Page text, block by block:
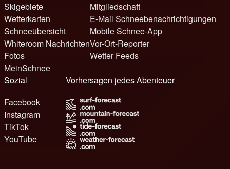
Skigebiete
Wetterkarten
Schneeübersicht
Whiteroom Nachrichten
Fotos
MeinSchnee
Mitgliedschaft
E-Mail Schneebenachrichtigungen
Mobile Schnee-App
Vor-Ort-Reporter
Wetter Feeds
Sozial
Facebook
Instagram
TikTok
YouTube
Vorhersagen jedes Abenteuer